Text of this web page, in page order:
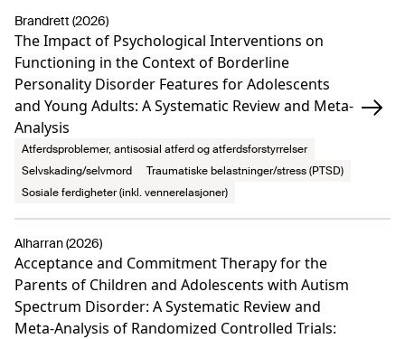
The Impact of Psychological Interventions on
Functioning in the Context of Borderline
Personality Disorder Features for Adolescents
and Young Adults: A Systematic Review and Meta-
Analysis
Brandrett (2026)
Atferdsproblemer, antisosial atferd og atferdsforstyrrelser
Selvskading/selvmord
Traumatiske belastninger/stress (PTSD)
Sosiale ferdigheter (inkl. vennerelasjoner)
Acceptance and Commitment Therapy for the
Parents of Children and Adolescents with Autism
Spectrum Disorder: A Systematic Review and
Meta-Analysis of Randomized Controlled Trials:
Alharran (2026)